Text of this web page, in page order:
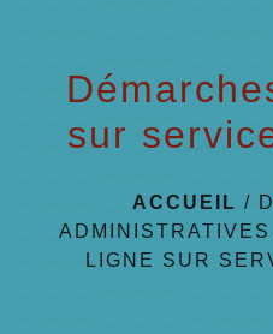
sur
ACCUEIL /
ADMINISTRATIVES
LIGNE SUR